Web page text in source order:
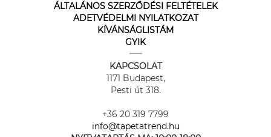
ÁLTALÁNOS SZERZŐDÉSI FELTÉTELEK
ADETVÉDELMI NYILATKOZAT
KÍVÁNSÁGLISTÁM
GYIK
KAPCSOLAT
1171 Budapest,
Pesti út 318.
+36 20 319 7799
info@tapetatrend.hu